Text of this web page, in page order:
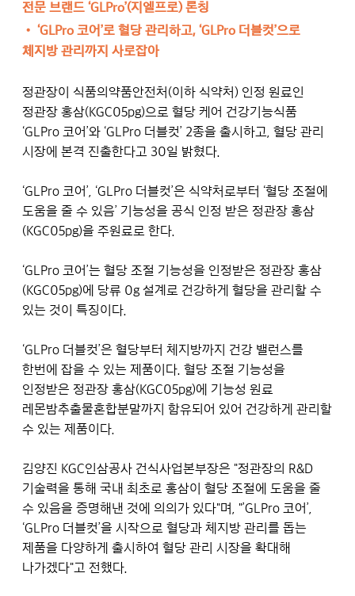
전문 브랜드 ‘GLPro’(지엘프로) 론칭
• ‘GLPro 코어’로 혈당 관리하고, ‘GLPro 더블컷’으로
체지방 관리까지 사로잡아
정관장이 식품의약품안전처(이하 식약처) 인정 원료인
정관장 홍삼(KGC05pg)으로 혈당 케어 건강기능식품
‘GLPro 코어’와 ‘GLPro 더블컷’ 2종을 출시하고, 혈당 관리
시장에 본격 진출한다고 30일 밝혔다.
‘GLPro 코어’, ‘GLPro 더블컷’은 식약처로부터 ‘혈당 조절에
도움을 줄 수 있음’ 기능성을 공식 인정 받은 정관장 홍삼
(KGC05pg)을 주원료로 한다.
‘GLPro 코어’는 혈당 조절 기능성을 인정받은 정관장 홍삼
(KGC05pg)에 당류 0g 설계로 건강하게 혈당을 관리할 수
있는 것이 특징이다.
‘GLPro 더블컷’은 혈당부터 체지방까지 건강 밸런스를
한번에 잡을 수 있는 제품이다. 혈당 조절 기능성을
인정받은 정관장 홍삼(KGC05pg)에 기능성 원료
레몬밤추출물혼합분말까지 함유되어 있어 건강하게 관리할
수 있는 제품이다.
김양진 KGC인삼공사 건식사업본부장은 "정관장의 R&D
기술력을 통해 국내 최초로 홍삼이 혈당 조절에 도움을 줄
수 있음을 증명해낸 것에 의의가 있다"며, "’GLPro 코어’,
‘GLPro 더블컷’을 시작으로 혈당과 체지방 관리를 돕는
제품을 다양하게 출시하여 혈당 관리 시장을 확대해
나가겠다"고 전했다.